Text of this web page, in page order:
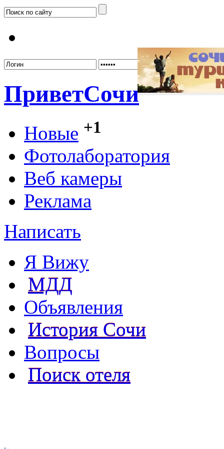
ПриветСочи
Новые +1
Фотолаборатория
Веб камеры
Реклама
Написать
Я Вижу
МДД
Объявления
История Сочи
Вопросы
Поиск отеля